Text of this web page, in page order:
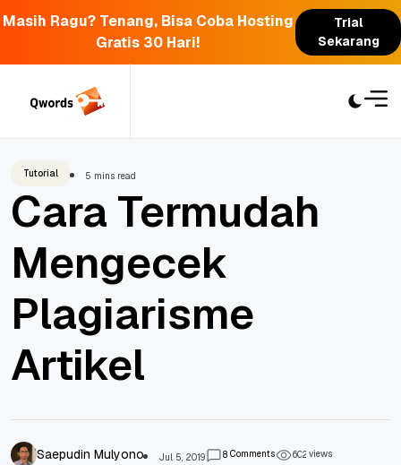
Masih Ragu? Tenang, Bisa Coba Hosting
Gratis 30 Hari!
Trial
Sekarang
Tutorial 5 mins read
Cara Termudah
Mengecek
Plagiarisme
Artikel
Saepudin Mulyono Jul 5, 2019 8Comments 602views